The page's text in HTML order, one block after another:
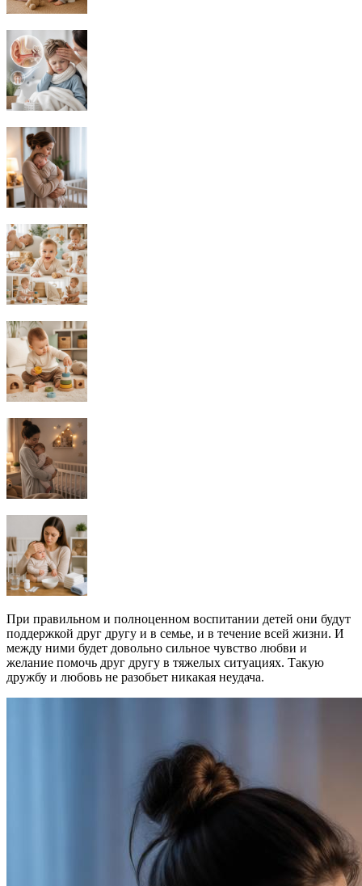
При правильном и полноценном воспитании детей они будут
поддержкой друг другу и в семье, и в течение всей жизни. И
между ними будет довольно сильное чувство любви и
желание помочь друг другу в тяжелых ситуациях. Такую
дружбу и любовь не разобьет никакая неудача.